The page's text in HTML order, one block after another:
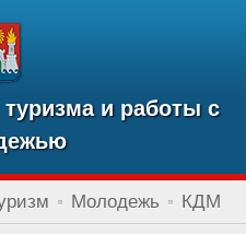
и работы с
Молодежь КДМ